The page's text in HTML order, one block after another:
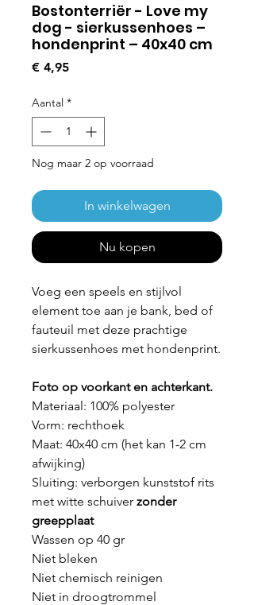
Bostonterriër - Love my
dog - sierkussenhoes –
hondenprint – 40x40 cm
€ 4,95Prijs
Aantal *
Nog maar 2 op voorraad
In winkelwagen
Nu kopen
Voeg een speels en stijlvol
element toe aan je bank, bed of
fauteuil met deze prachtige
sierkussenhoes met hondenprint.
Foto op voorkant en achterkant.
Materiaal: 100% polyester
Vorm: rechthoek
Maat: 40x40 cm (het kan 1-2 cm
afwijking)
Sluiting: verborgen kunststof rits
met witte schuiver zonder
greepplaat
Wassen op 40 gr
Niet bleken
Niet chemisch reinigen
Niet in droogtrommel